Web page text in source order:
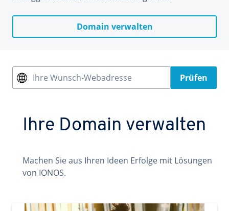
Domain verwalten
Ihre Wunsch-Webadresse Prüfen
Ihre Domain verwalten
Machen Sie aus Ihren Ideen Erfolge mit Lösungen
von IONOS.